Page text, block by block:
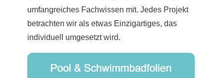
umfangreiches Fachwissen mit. Jedes Projekt
betrachten wir als etwas Einzigartiges, das
individuell umgesetzt wird.